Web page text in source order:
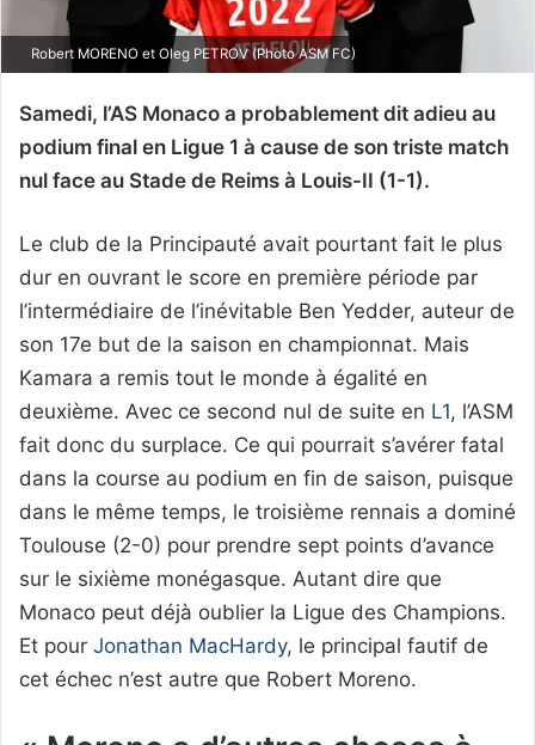
Robert MORENO et Oleg PETROV (Photo ASM FC)
Samedi, l’AS Monaco a probablement dit adieu au
podium final en Ligue 1 à cause de son triste match
nul face au Stade de Reims à Louis-II (1-1).
Le club de la Principauté avait pourtant fait le plus
dur en ouvrant le score en première période par
l’intermédiaire de l’inévitable Ben Yedder, auteur de
son 17e but de la saison en championnat. Mais
Kamara a remis tout le monde à égalité en
deuxième. Avec ce second nul de suite en L1, l’ASM
fait donc du surplace. Ce qui pourrait s’avérer fatal
dans la course au podium en fin de saison, puisque
dans le même temps, le troisième rennais a dominé
Toulouse (2-0) pour prendre sept points d’avance
sur le sixième monégasque. Autant dire que
Monaco peut déjà oublier la Ligue des Champions.
Et pour Jonathan MacHardy, le principal fautif de
cet échec n’est autre que Robert Moreno.